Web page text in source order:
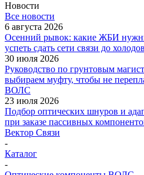
Новости
Все новости
6 августа 2026
Осенний рывок: какие ЖБИ
успеть сдать сети связи до
30 июля 2026
Руководство по грунтовым
выбираем муфту, чтобы не
ВОЛС
23 июля 2026
Подбор оптических шнуров и
при заказе пассивных
Вектор Связи
-
Каталог
-